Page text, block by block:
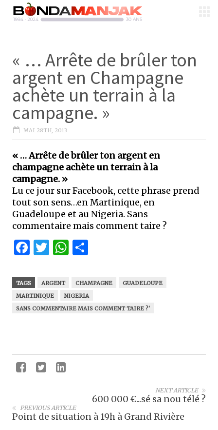
« … Arrête de brûler ton
argent en Champagne
achète un terrain à la
campagne. »
MAI 28TH, 2013
« … Arrête de brûler ton argent en
champagne achète un terrain à la
campagne. »
Lu ce jour sur Facebook, cette phrase prend
tout son sens…en Martinique, en
Guadeloupe et au Nigeria. Sans
commentaire mais comment taire ?
Facebook
Twitter
WhatsApp
TAGS ARGENT CHAMPAGNE
GUADELOUPE
MARTINIQUE
NIGERIA
SANS COMMENTAIRE MAIS COMMENT TAIRE ?'
NEXT ARTICLE
600 000 €...sé sa nou télé ?
PREVIOUS ARTICLE
Point de situation à 19h à Grand Rivière